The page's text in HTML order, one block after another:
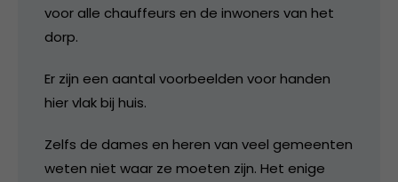
voor alle chauffeurs en de inwoners van het
dorp.
Er zijn een aantal voorbeelden voor handen
hier vlak bij huis.
Zelfs de dames en heren van veel gemeenten
weten niet waar ze moeten zijn. Het enige